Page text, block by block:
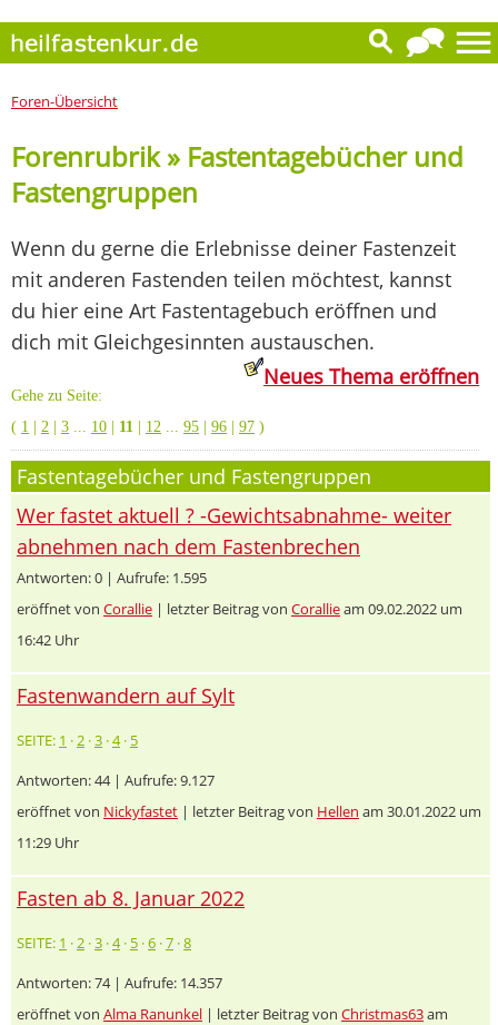
Foren-Übersicht
Forenrubrik » Fastentagebücher und
Fastengruppen
Wenn du gerne die Erlebnisse deiner Fastenzeit
mit anderen Fastenden teilen möchtest, kannst
du hier eine Art Fastentagebuch eröffnen und
dich mit Gleichgesinnten austauschen.
Neues Thema eröffnen
Gehe zu Seite:
( 1 2 3 10 11 12 95 96 97 )
Fastentagebücher und Fastengruppen
Wer fastet aktuell ? -Gewichtsabnahme- weiter
abnehmen nach dem Fastenbrechen
Antworten: 0 | Aufrufe: 1.595
eröffnet von Corallie | letzter Beitrag von Corallieam 09.02.2022 um
16:42 Uhr
Fastenwandern auf Sylt
SEITE: 1 ·2 ·3 ·4· 5
Antworten: 44 | Aufrufe: 9.127
eröffnet von Nickyfastet | letzter Beitrag von Hellen am 30.01.2022 um
11:29 Uhr
Fasten ab 8. Januar 2022
SEITE: 1 ·2 ·3 ·4· 5 ·6 ·7 ·8
Antworten: 74 | Aufrufe: 14.357
eröffnet von Alma Ranunkel | letzter Beitrag von Christmas63am